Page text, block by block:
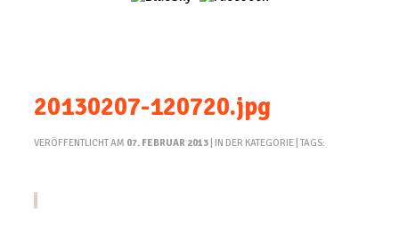
20130207-120720.jpg
VERÖFFENTLICHT AM 07. FEBRUAR 2013 | IN DER KATEGORIE | TAGS: